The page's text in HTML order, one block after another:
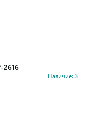
2616
Наличие: 3